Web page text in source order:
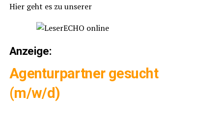
Hier geht es zu unserer
Anzei­ge:
Agen­tur­part­ner gesucht
(m/w/d)